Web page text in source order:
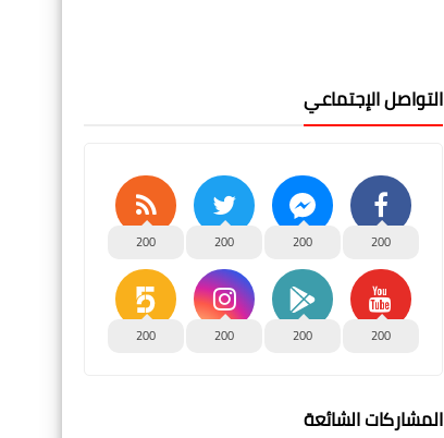
التواصل الإجتماعي
200
200
200
200
200
200
200
200
المشاركات الشائعة